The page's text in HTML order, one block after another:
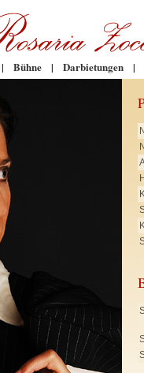
| Bühne | Darbietungen |